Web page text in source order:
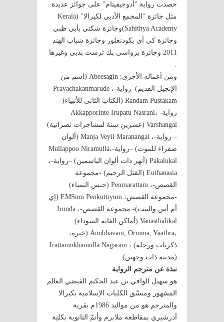
حصدت رواية "أدوجيفيتام" على جوائز عديدة
مثل جائزة "المجمع الأدبي لكيرالا" (Kerala
Sahithya Academy)وجائزة شكتي بأبي ظبي
وجائزة كى أى بكودنغلور وجائزة شباب الهند
2011 وجائزة برواسي بك ترست بدبي وغيرها
.
ومن أعماله الأخرى: Abeesagin (اسم من
الإنجيل القديم)–رواية-، Pravachakanmarude
Randam Pustakam (الكتاب الثاني للأنبياء(–
رواية- ،Akkapporinte Irupatu Nasrani
Varshangal (عشرين سنة لمشاجرات نصرانية)
– رواية-، Manja Veyil Maranangal (ألوان
صفراء للموت) –رواية-،Mullappoo Niramulla
Pakalukal (أنهر ذات ألوان الياسمين) –رواية-،
Euthanasia (القتل الرحيم) -مجموعة
القصص-، Penmarattam (جنس النساء)
-مجموعة القصص، EMSum Penkuttiyum (إي
أم أس والبنت)- مجموعة القصص-، Irunda
Vanasthalikal (أماكن الغابة السوداء)
،Anubhavam, Ormma, Yaathra (خبرة،
ذكريات ورحلة) ، Irattamukhamulla Nagaram
(مدينة ذات وجهين).
نبذة عن مترجم الرواية
هو سهيل الوافي بن عبد الحكيم الفيضي العالم
المشهور ومنسّق الكليات الإسلامية بكيرالا
والمترجم هو من مواليد 1986م بقرية
آدرشيري بمقاطعة ملابرم وأتمّ الثانوية بكلية